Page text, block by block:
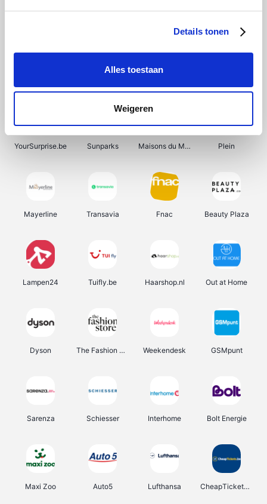
Details tonen
Alles toestaan
Weigeren
Shein Bergfreunde Pazzox Smartwatchbanden
YourSurprise.be Sunparks Maisons du Monde Plein
Mayerline Transavia Fnac Beauty Plaza
Lampen24 Tuifly.be Haarshop.nl Out at Home
Dyson The Fashion Store Weekendesk GSMpunt
Sarenza Schiesser Interhome Bolt Energie
Maxi Zoo Auto5 Lufthansa CheapTickets.be